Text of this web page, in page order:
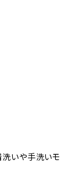
洗いや手洗いモ